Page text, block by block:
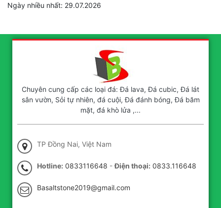
Ngày nhiều nhất: 29.07.2026
Chuyên cung cấp các loại đá: Đá lava, Đá cubic, Đá lát
sân vườn, Sỏi tự nhiên, đá cuội, Đá đánh bóng, Đá băm
mặt, đá khò lửa ,...
TP Đồng Nai, Việt Nam
Hotline: 0833116648 -Điện thoại: 0833.116648
Basaltstone2019@gmail.com